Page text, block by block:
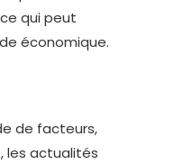
qui peut
économique.
de facteurs,
les actualités